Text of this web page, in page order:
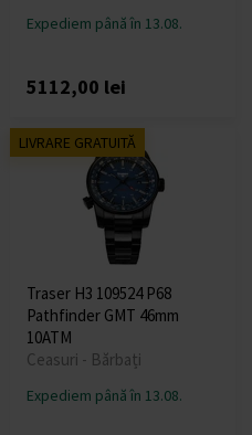
Expediem până în 13.08.
5112,00 lei
LIVRARE GRATUITĂ
Traser H3 109524 P68
Pathfinder GMT 46mm
10ATM
Ceasuri - Bărbați
Expediem până în 13.08.